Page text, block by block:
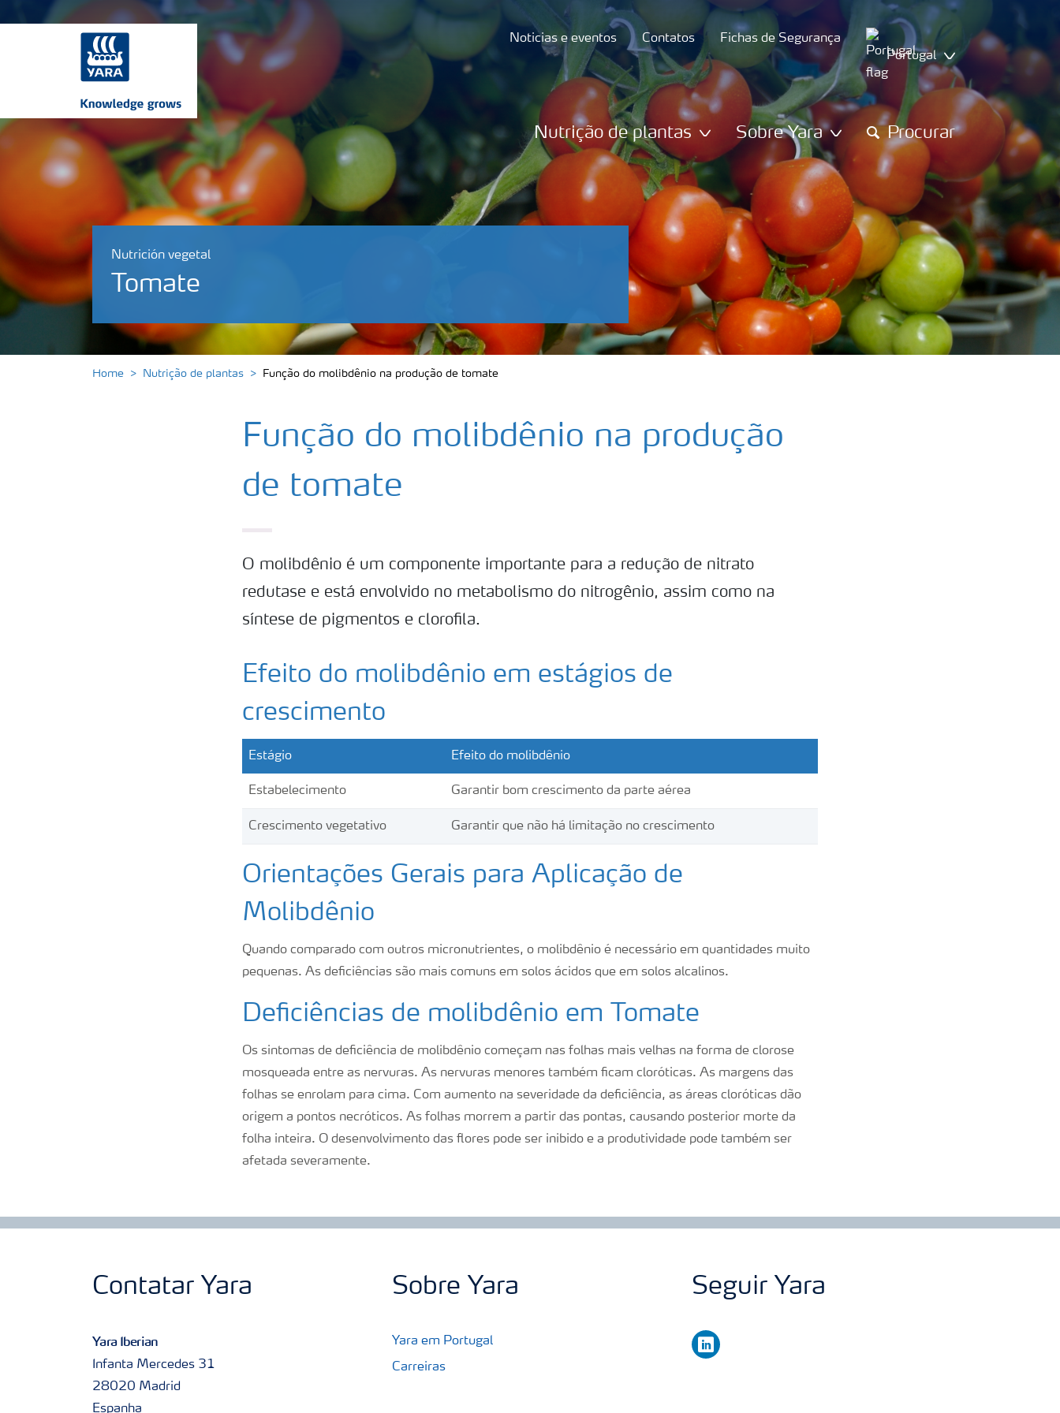
Noticias e eventos Contatos
Fichas de Segurança
Portugal
Nutrição de plantas Sobre Yara Procurar
Nutrición vegetal
Tomate
Home Nutrição de plantas Função do molibdênio na produção de tomate
Função do molibdênio na produção
de tomate
O molibdênio é um componente importante para a redução de nitrato
redutase e está envolvido no metabolismo do nitrogênio, assim como na
síntese de pigmentos e clorofila.
Efeito do molibdênio em estágios de
crescimento
Estágio Efeito do molibdênio
Estabelecimento Garantir bom crescimento da parte aérea
Crescimento vegetativo Garantir que não há limitação no crescimento
Orientações Gerais para Aplicação de
Molibdênio
Quando comparado com outros micronutrientes, o molibdênio é necessário em quantidades muito
pequenas. As deficiências são mais comuns em solos ácidos que em solos alcalinos.
Deficiências de molibdênio em Tomate
Os sintomas de deficiência de molibdênio começam nas folhas mais velhas na forma de clorose
mosqueada entre as nervuras. As nervuras menores também ficam cloróticas. As margens das
folhas se enrolam para cima. Com aumento na severidade da deficiência, as áreas cloróticas dão
origem a pontos necróticos. As folhas morrem a partir das pontas, causando posterior morte da
folha inteira. O desenvolvimento das flores pode ser inibido e a produtividade pode também ser
afetada severamente.
Contatar Yara
Yara Iberian
Infanta Mercedes 31
28020 Madrid
Espanha
Sobre Yara
Yara em Portugal
Carreiras
Seguir Yara
linkedin